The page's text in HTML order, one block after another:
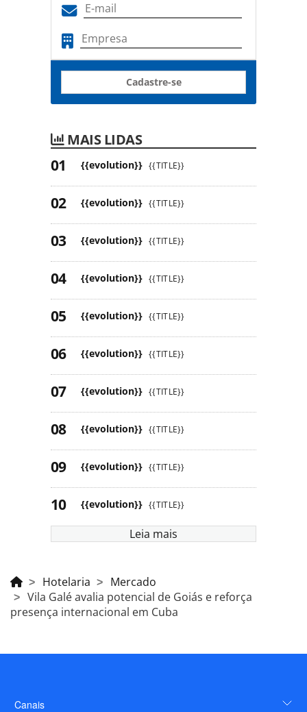
Cadastre-se
MAIS LIDAS
{{evolution}} {{TITLE}}
{{evolution}} {{TITLE}}
{{evolution}} {{TITLE}}
{{evolution}} {{TITLE}}
{{evolution}} {{TITLE}}
{{evolution}} {{TITLE}}
{{evolution}} {{TITLE}}
{{evolution}} {{TITLE}}
{{evolution}} {{TITLE}}
{{evolution}} {{TITLE}}
Leia mais
Hotelaria
Mercado
Vila Galé avalia potencial de Goiás e reforça
presença internacional em Cuba
Canais